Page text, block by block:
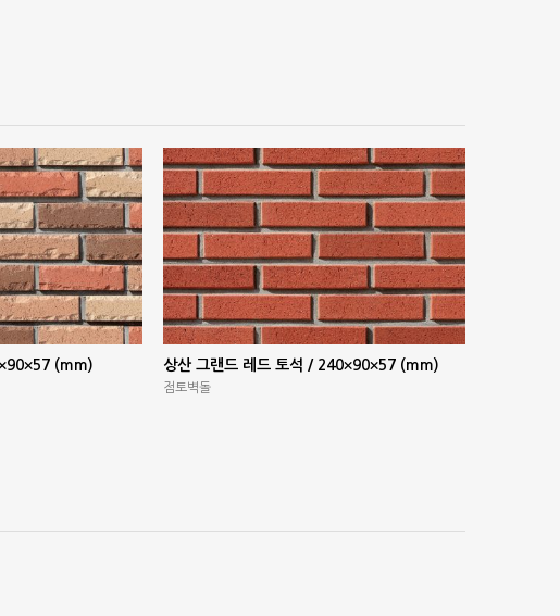
(mm) 상산 그랜드 레드 토석 / 240×90×57 (mm)
점토벽돌